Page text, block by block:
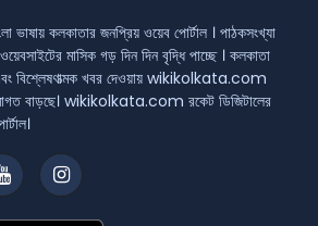
কলকাতার জনপ্রিয় ওয়েব পোর্টাল । পাঠকসংখ্যা
মাসিক গড় দিন দিন বৃদ্ধি পাচ্ছে । কলকাতা
এবং বিশ্লেষণাত্মক খবর দেওয়ায় wikikolkata.com
বাড়ছে। wikikolkata.com রকেট ডিজিটালের